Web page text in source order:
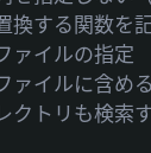
する関数を
イルの指定
イルに含め
トリも検索